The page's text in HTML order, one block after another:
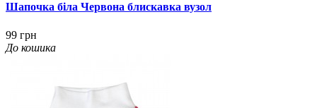
Шапочка біла Червона блискавка вузол
99 грн
До кошика